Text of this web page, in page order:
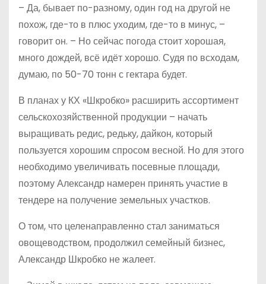
– Да, бывает по-разному, один год на другой не
похож, где-то в плюс уходим, где-то в минус, –
говорит он. – Но сейчас погода стоит хорошая,
много дождей, всё идёт хорошо. Судя по всходам,
думаю, по 50-70 тонн с гектара будет.
В планах у КХ «Шкробко» расширить ассортимент
сельскохозяйственной продукции – начать
выращивать редис, редьку, дайкон, который
пользуется хорошим спросом весной. Но для этого
необходимо увеличивать посевные площади,
поэтому Александр намерен принять участие в
тендере на получение земельных участков.
О том, что целенаправленно стал заниматься
овощеводством, продолжил семейный бизнес,
Александр Шкробко не жалеет.